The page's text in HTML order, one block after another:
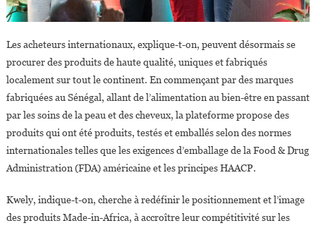
Les acheteurs internationaux, explique-t-on, peuvent désormais se
procurer des produits de haute qualité, uniques et fabriqués
localement sur tout le continent. En commençant par des marques
fabriquées au Sénégal, allant de l’alimentation au bien-être en passant
par les soins de la peau et des cheveux, la plateforme propose des
produits qui ont été produits, testés et emballés selon des normes
internationales telles que les exigences d’emballage de la Food & Drug
Administration (FDA) américaine et les principes HAACP.
Kwely, indique-t-on, cherche à redéfinir le positionnement et l’image
des produits Made-in-Africa, à accroître leur compétitivité sur les